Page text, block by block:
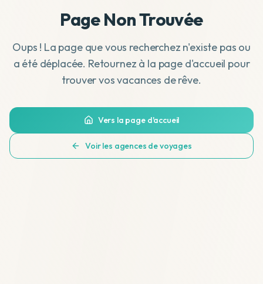
Page Non Trouvée
Oups ! La page que vous recherchez n'existe pas ou
a été déplacée. Retournez à la page d'accueil pour
trouver vos vacances de rêve.
Vers la page d'accueil
Voir les agences de voyages